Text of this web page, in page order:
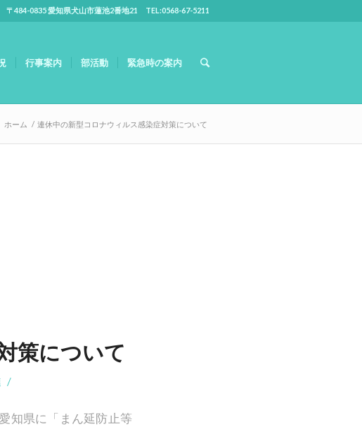
〒484-0835 愛知県犬山市蓮池2番地21 TEL:0568-67-5211
行事案内 部活動 緊急時の案内
ホーム / 連休中の新型コロナウィルス感染症対策について
策について
/
知県に「まん延防止等